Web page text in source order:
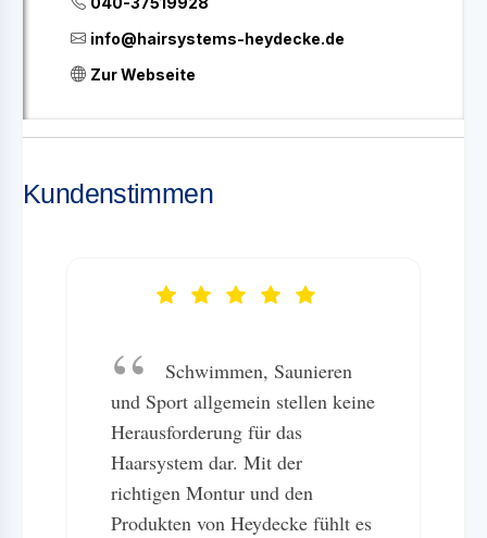
info@hairsystems-heydecke.de
Zur Webseite
Kundenstimmen
Schwimmen, Saunieren
und Sport allgemein stellen keine
Herausforderung für das
Haarsystem dar. Mit der
richtigen Montur und den
Produkten von Heydecke fühlt es